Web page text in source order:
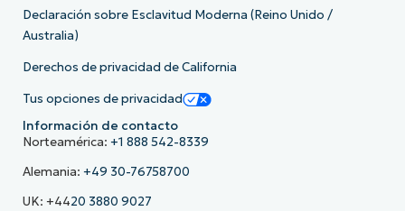
Declaración sobre Esclavitud Moderna (Reino Unido /
Australia)
Derechos de privacidad de California
Tus opciones de privacidad
Información de contacto
Norteamérica: +1 888 542-8339
Alemania: +49 30-76758700
UK: +4420 3880 9027